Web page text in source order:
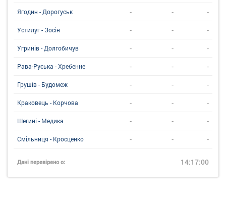
Ягодин - Дорогуськ - - -
Устилуг - Зосін - - -
Угринiв - Долгобичув - - -
Рава-Руська - Хребенне - - -
Грушів - Будомеж - - -
Краковець - Корчова - - -
Шегині - Медика - - -
Смільниця - Кросценко - - -
Дані перевірено о: 14:17:00